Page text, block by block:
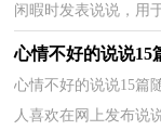
闲暇时发表说说，用
心情不好的说说15
心情不好的说说15篇
人喜欢在网上发布说